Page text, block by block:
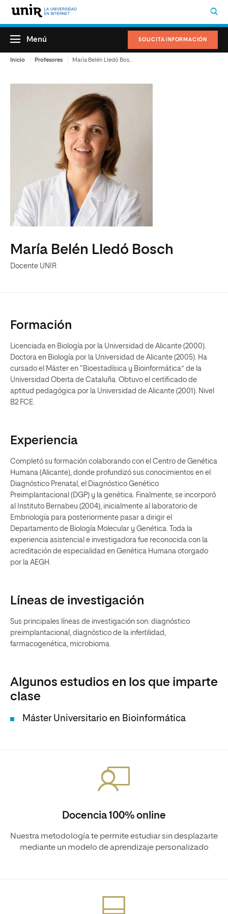
SOLICITA INFORMACIÓN
Menú
Inicio Profesores
María Belén Lledó Bosch
Docente UNIR
Formación
Licenciada en Biología por la Universidad de Alicante (2000).
Doctora en Biología por la Universidad de Alicante (2005). Ha
cursado el Máster en “Bioestadísica y Bioinformática” de la
Universidad Oberta de Cataluña. Obtuvo el certificado de
aptitud pedagógica por la Universidad de Alicante (2001). Nivel
B2 FCE.
Experiencia
Completó su formación colaborando con el Centro de Genética
Humana (Alicante), donde profundizó sus conocimientos en el
Diagnóstico Prenatal, el Diagnóstico Genético
Preimplantacional (DGP) y la genética. Finalmente, se incorporó
al Instituto Bernabeu (2004), inicialmente al laboratorio de
Embriología para posteriormente pasar a dirigir el
Departamento de Biología Molecular y Genética. Toda la
experiencia asistencial e investigadora fue reconocida con la
acreditación de especialidad en Genética Humana otorgado
por la AEGH.
Líneas de investigación
Sus principales líneas de investigación son: diagnóstico
preimplantacional, diagnóstico de la infertilidad,
farmacogenética, microbioma.
Algunos estudios en los que imparte
clase
Máster Universitario en Bioinformática
Docencia 100% online
Nuestra metodología te permite estudiar sin desplazarte
mediante un modelo de aprendizaje personalizado